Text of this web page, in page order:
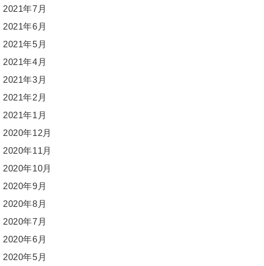
2021年7月
2021年6月
2021年5月
2021年4月
2021年3月
2021年2月
2021年1月
2020年12月
2020年11月
2020年10月
2020年9月
2020年8月
2020年7月
2020年6月
2020年5月